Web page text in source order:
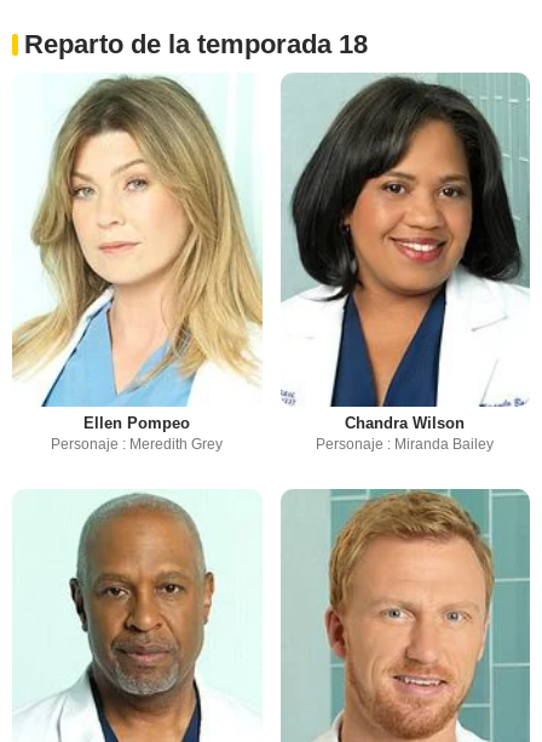
Reparto de la temporada 18
Ellen Pompeo
Personaje : Meredith Grey
Chandra Wilson
Personaje : Miranda Bailey